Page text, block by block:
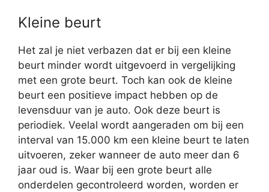
Kleine beurt
Het zal je niet verbazen dat er bij een kleine
beurt minder wordt uitgevoerd in vergelijking
met een grote beurt. Toch kan ook de kleine
beurt een positieve impact hebben op de
levensduur van je auto. Ook deze beurt is
periodiek. Veelal wordt aangeraden om bij een
interval van 15.000 km een kleine beurt te laten
uitvoeren, zeker wanneer de auto meer dan 6
jaar oud is. Waar bij een grote beurt alle
onderdelen gecontroleerd worden, worden er